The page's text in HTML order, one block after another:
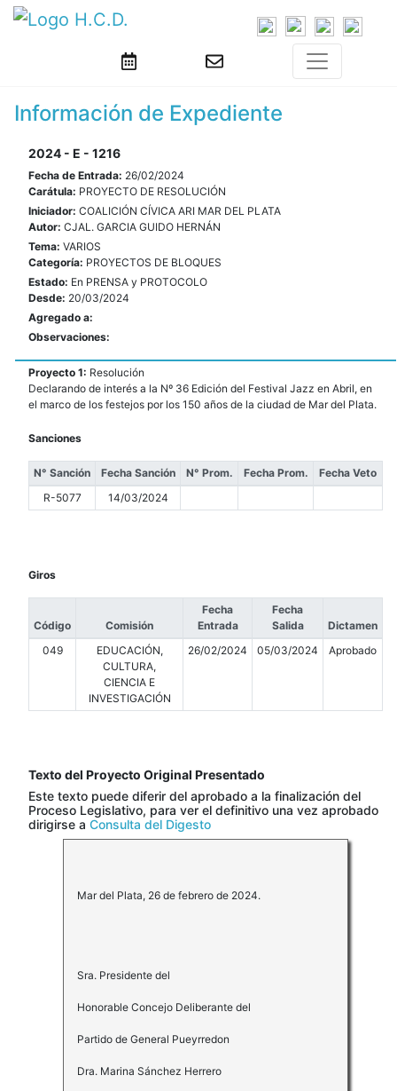
Información de Expediente
2024 - E - 1216
Fecha de Entrada: 26/02/2024
Carátula: PROYECTO DE RESOLUCIÓN
Iniciador: COALICIÓN CÍVICA ARI MAR DEL PLATA
Autor: CJAL. GARCIA GUIDO HERNÁN
Tema: VARIOS
Categoría: PROYECTOS DE BLOQUES
Estado: En PRENSA y PROTOCOLO
Desde: 20/03/2024
Agregado a:
Observaciones:
Proyecto 1: Resolución
Declarando de interés a la Nº 36 Edición del Festival Jazz en Abril, en
el marco de los festejos por los 150 años de la ciudad de Mar del Plata.
Sanciones
N° Sanción Fecha Sanción N° Prom. Fecha Prom.
Fecha Veto
R-5077
14/03/2024
Giros
Código Comisión
Fecha
Entrada
Fecha
Salida
Dictamen
049
EDUCACIÓN,
CULTURA,
CIENCIA E
INVESTIGACIÓN
26/02/2024 05/03/2024 Aprobado
Texto del Proyecto Original Presentado
Este texto puede diferir del aprobado a la finalización del
Proceso Legislativo, para ver el definitivo una vez aprobado
dirigirse a Consulta del Digesto
Mar del Plata, 26 de febrero de 2024.
Sra. Presidente del
Honorable Concejo Deliberante del
Partido de General Pueyrredon
Dra. Marina Sánchez Herrero